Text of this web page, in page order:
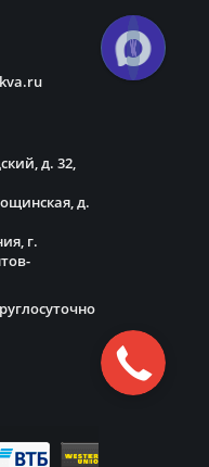
д. 32,
д.
г.